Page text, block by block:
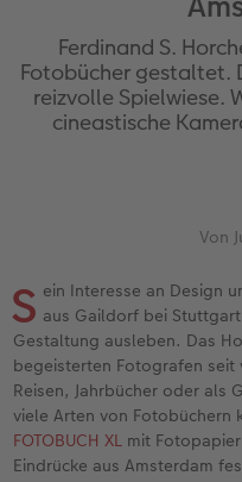
Jahrbuch
Webinare
Erste
hexxas
Acrylglas
Alu
Foto auf
Mehrteiler
Ideen zur
Fotosets
Rahmen
Last
CEWE
Emaille
Schule &
Textilien
Art Prints
Faber-
Foto-
Digitale
Weitere
Holzhüllen
Bio-
Mit
CEWE
Neuheiten
Extras
Danke
für
für Frauen
für Kinder
für
für
Einfach
Erste
Ferdinand S.
Fotobücher gestaltet.
reizvolle Spielwiese.
cineastische
Von
S ein Interesse an Design
aus Gaildorf bei Stuttgart
Gestaltung ausleben. Das
begeisterten Fotografen seit
Reisen, Jahrbücher oder als
viele Arten von Fotobüchern
FOTOBUCH XL mit
Eindrücke aus Amsterdam